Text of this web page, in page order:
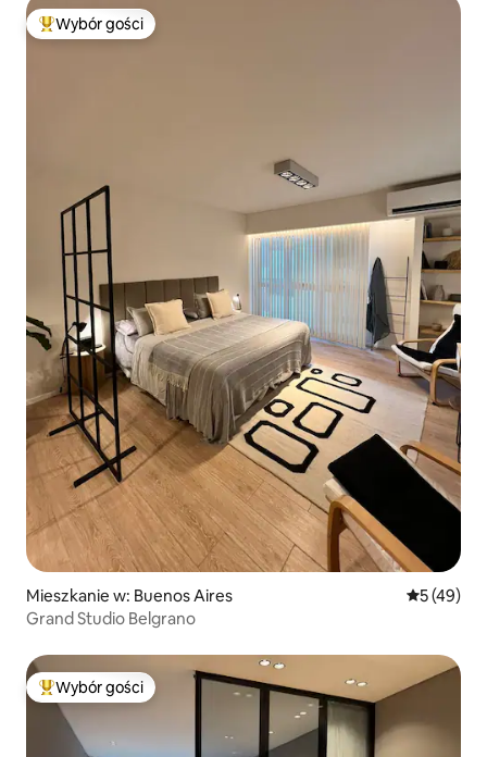
Najpopularniejsze z kategorii Wybór gości
Wybór gości
Mieszkanie w: Buenos Aires Średnia
5 (49)
Grand Studio Belgrano
Najpopularniejsze z kategorii Wybór gości
Wybór gości